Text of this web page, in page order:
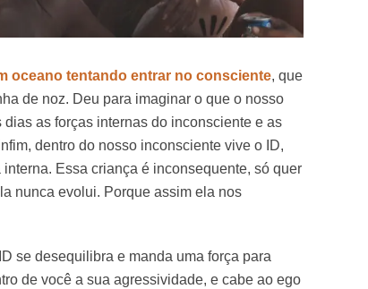
oceano tentando entrar no consciente, que
de noz. Deu para imaginar o que o nosso
as forças internas do inconsciente e as
dentro do nosso inconsciente vive o ID,
Essa criança é inconsequente, só quer
nunca evolui. Porque assim ela nos
se desequilibra e manda uma força para
de você a sua agressividade, e cabe ao ego